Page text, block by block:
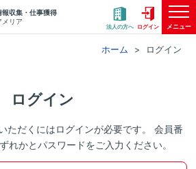
収集・仕事獲得
リア
法人の方へ ログイン メニュー
ホーム ログイン
ログイン
ただくにはログインが必要です。 会員番
れかとパスワードをご入力ください。